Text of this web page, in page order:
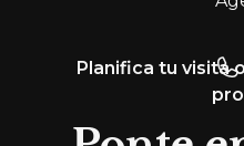
Planifica tu visita